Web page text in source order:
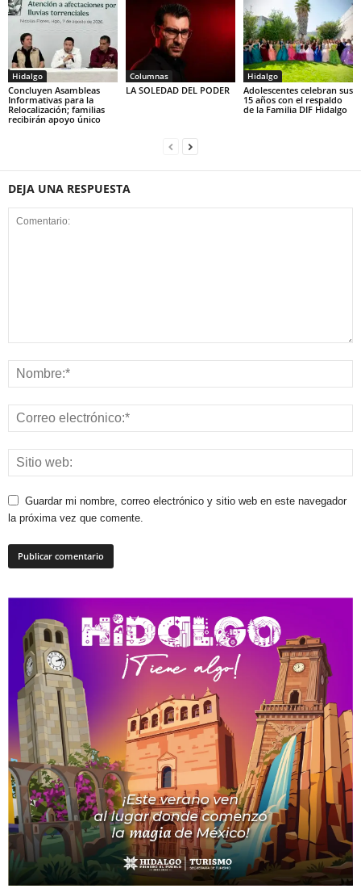
Hidalgo
Concluyen Asambleas
Informativas para la
Relocalización; familias
recibirán apoyo único
Columnas
LA SOLEDAD DEL PODER
Hidalgo
Adolescentes celebran sus
15 años con el respaldo
de la Familia DIF Hidalgo
DEJA UNA RESPUESTA
Guardar mi nombre, correo electrónico y sitio web en este navegador
la próxima vez que comente.